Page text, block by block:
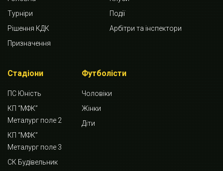
Турніри
Події
Рішення КДК
Арбітри та інспектори
Призначення
Стадіони
ПС Юність
КП “МФК”
Металург поле 2
КП “МФК”
Металург поле 3
СК Будівельник
Футболісти
Чоловіки
Жінки
Діти